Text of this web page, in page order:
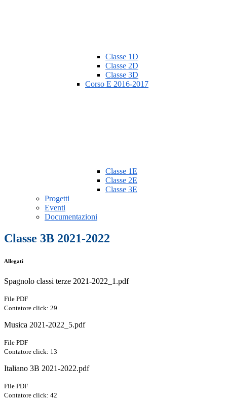
Classe 1D
Classe 2D
Classe 3D
Corso E 2016-2017
Classe 1E
Classe 2E
Classe 3E
Progetti
Eventi
Documentazioni
Classe 3B 2021-2022
Allegati
Spagnolo classi terze 2021-2022_1.pdf
File PDF
Contatore click: 29
Musica 2021-2022_5.pdf
File PDF
Contatore click: 13
Italiano 3B 2021-2022.pdf
File PDF
Contatore click: 42